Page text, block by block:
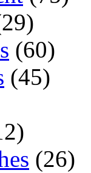
(60)
(45)
(26)